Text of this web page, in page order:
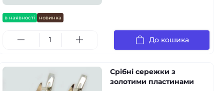
в наявності новинка
До кошика
Срібні сережки з
золотими пластинами